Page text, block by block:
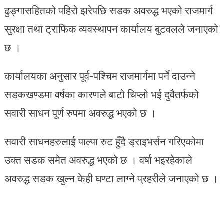
ढुङ्गासहितको पहिरो झरेपछि सडक अवरुद्ध भएको राजमार्ग
सुरक्षा तथा ट्राफिक व्यवस्थापन कार्यालय बुटवलले जनाएको
छ ।
कार्यालयका अनुसार पूर्व-पश्चिम राजमार्गमा पर्ने दाउन्ने
सडकखण्डमा वर्षका कारणले बाटो चिप्लो भई दुवैतर्फको
सवारी साधन पूर्ण रुपमा अवरुद्ध भएको छ ।
सवारी साधनहरुलाई पाल्पा रुट हुँदै ड्राइभर्सन गरिएकोमा
उक्त सडक समेत अवरुद्ध भएको छ । वर्षा भइरहेकाले
अवरुद्ध सडक खुल्न केही घण्टा लाग्ने प्रहरीले जनाएको छ ।